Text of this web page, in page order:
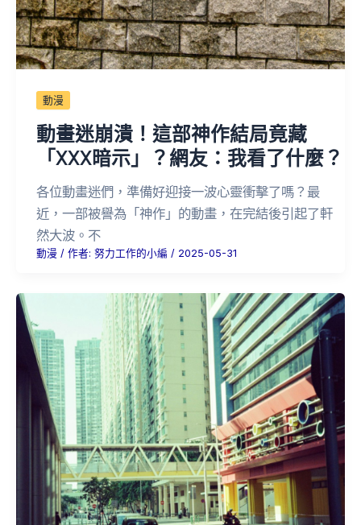
動漫
動畫迷崩潰！這部神作結局竟藏
「XXX暗示」？網友：我看了什麼？
各位動畫迷們，準備好迎接一波心靈衝擊了嗎？最
近，一部被譽為「神作」的動畫，在完結後引起了軒
然大波。不
動漫 / 作者: 努力工作的小編 / 2025-05-31